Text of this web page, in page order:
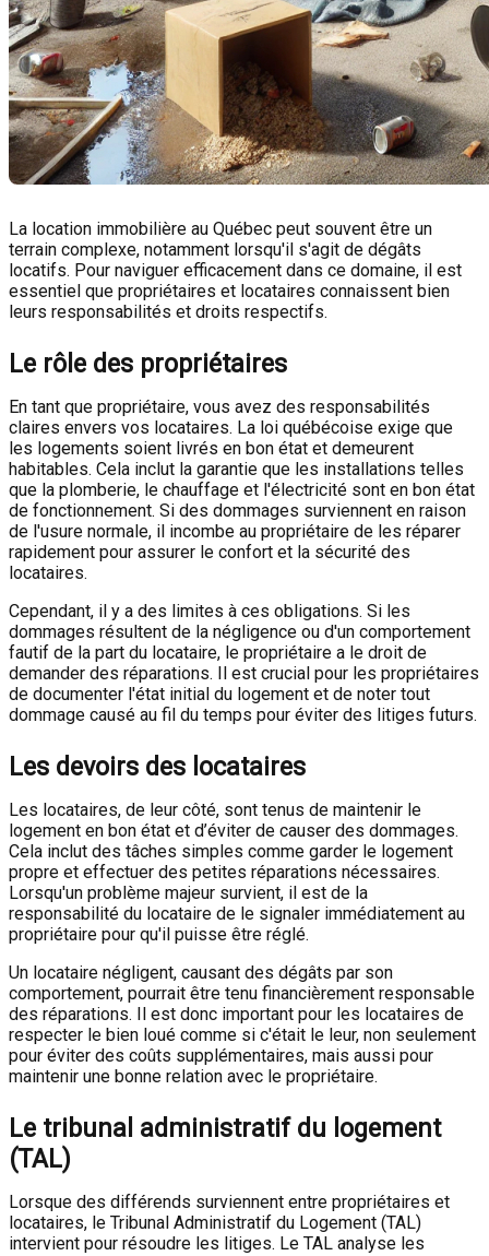
La location immobilière au Québec peut souvent être un
terrain complexe, notamment lorsqu'il s'agit de dégâts
locatifs. Pour naviguer efficacement dans ce domaine, il est
essentiel que propriétaires et locataires connaissent bien
leurs responsabilités et droits respectifs.
Le rôle des propriétaires
En tant que propriétaire, vous avez des responsabilités
claires envers vos locataires. La loi québécoise exige que
les logements soient livrés en bon état et demeurent
habitables. Cela inclut la garantie que les installations telles
que la plomberie, le chauffage et l'électricité sont en bon état
de fonctionnement. Si des dommages surviennent en raison
de l'usure normale, il incombe au propriétaire de les réparer
rapidement pour assurer le confort et la sécurité des
locataires.
Cependant, il y a des limites à ces obligations. Si les
dommages résultent de la négligence ou d'un comportement
fautif de la part du locataire, le propriétaire a le droit de
demander des réparations. Il est crucial pour les propriétaires
de documenter l'état initial du logement et de noter tout
dommage causé au fil du temps pour éviter des litiges futurs.
Les devoirs des locataires
Les locataires, de leur côté, sont tenus de maintenir le
logement en bon état et d’éviter de causer des dommages.
Cela inclut des tâches simples comme garder le logement
propre et effectuer des petites réparations nécessaires.
Lorsqu'un problème majeur survient, il est de la
responsabilité du locataire de le signaler immédiatement au
propriétaire pour qu'il puisse être réglé.
Un locataire négligent, causant des dégâts par son
comportement, pourrait être tenu financièrement responsable
des réparations. Il est donc important pour les locataires de
respecter le bien loué comme si c'était le leur, non seulement
pour éviter des coûts supplémentaires, mais aussi pour
maintenir une bonne relation avec le propriétaire.
Le tribunal administratif du logement
(TAL)
Lorsque des différends surviennent entre propriétaires et
locataires, le Tribunal Administratif du Logement (TAL)
intervient pour résoudre les litiges. Le TAL analyse les